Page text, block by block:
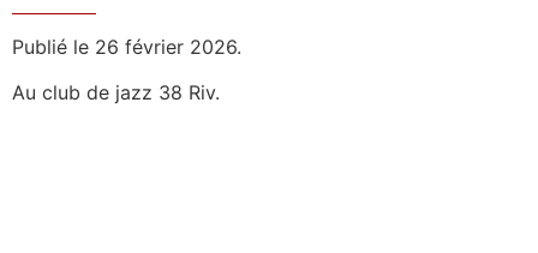
Publié le 26 février 2026.
Au club de jazz 38 Riv.